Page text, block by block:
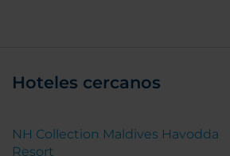
Hoteles cercanos
NH Collection Maldives Havodda
Resort